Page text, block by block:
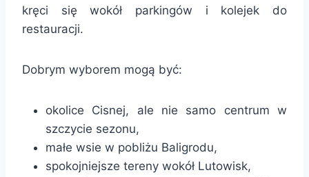
kręci się wokół parkingów i kolejek do
restauracji.
Dobrym wyborem mogą być:
okolice Cisnej, ale nie samo centrum w
szczycie sezonu,
małe wsie w pobliżu Baligrodu,
spokojniejsze tereny wokół Lutowisk,